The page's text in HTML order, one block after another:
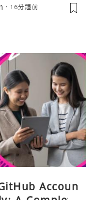
16分鐘前
Accoun